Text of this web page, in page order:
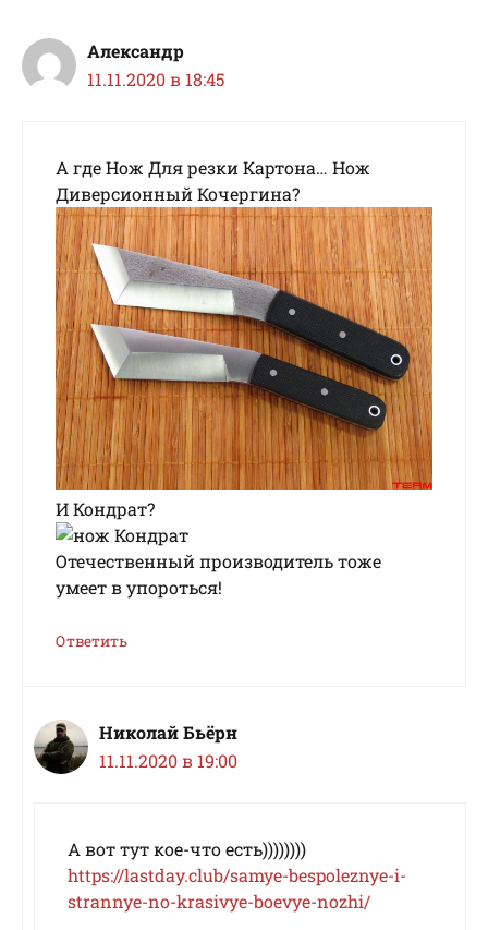
Александр
11.11.2020 в 18:45
А где Нож Для резки Картона… Нож
Диверсионный Кочергина?
И Кондрат?
Отечественный производитель тоже
умеет в упороться!
Ответить
Николай Бьёрн
11.11.2020 в 19:00
А вот тут кое-что есть))))))))
https://lastday.club/samye-bespoleznye-i-
strannye-no-krasivye-boevye-nozhi/